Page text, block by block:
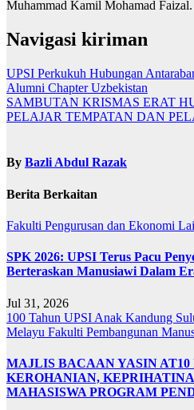
Muhammad Kamil Mohamad Faizal.
Navigasi kiriman
UPSI Perkukuh Hubungan
Alumni Chapter Uzbekistan
SAMBUTAN KRISMAS ERAT
PELAJAR TEMPATAN DAN
By Bazli Abdul Razak
Berita Berkaitan
Fakulti Pengurusan dan Ekonomi
SPK 2026: UPSI Terus Pacu
Berteraskan Manusiawi Dalam
Jul 31, 2026
100 Tahun UPSI Anak Kandung
Melayu Fakulti Pembangunan
MAJLIS BACAAN YASIN
KEROHANIAN,
MAHASISWA PROGRAM